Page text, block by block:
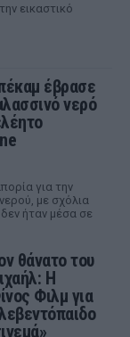
εικαστικό
έβρασε
νερό
για την
με σχόλια
ήταν μέσα σε
θάνατο του
Η
Φιλμ για